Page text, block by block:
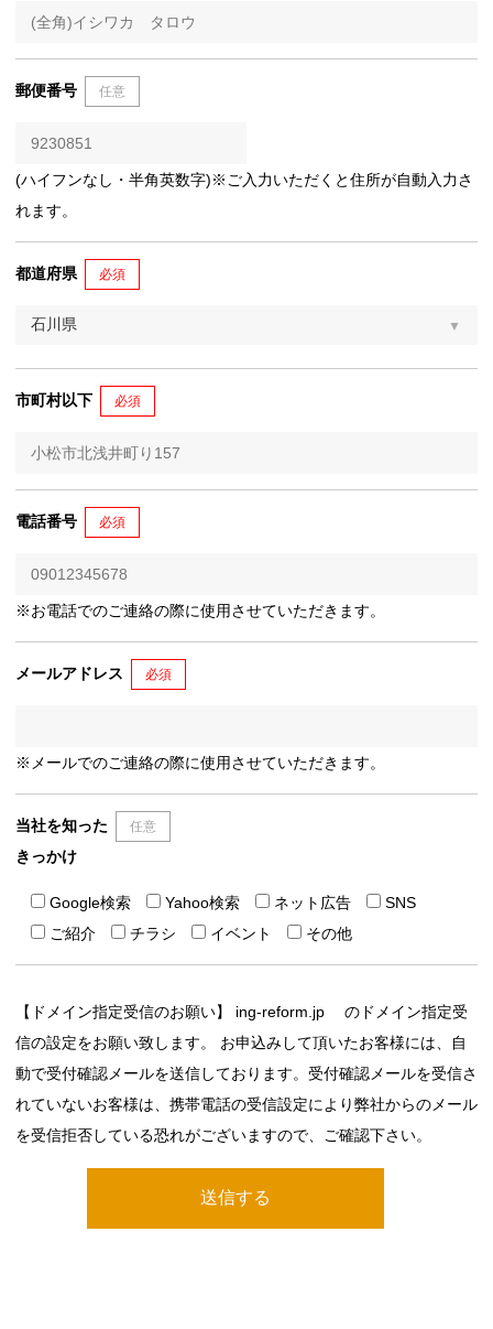
郵便番号 任意
(ハイフンなし・半角英数字)※ご入力いただくと住所が自動入力さ
れます。
都道府県 必須
市町村以下 必須
電話番号 必須
※お電話でのご連絡の際に使用させていただきます。
メールアドレス 必須
※メールでのご連絡の際に使用させていただきます。
当社を知った
きっかけ
任意
Google検索 Yahoo検索 ネット広告
SNS
ご紹介
チラシ イベント その他
【ドメイン指定受信のお願い】 ing-reform.jp のドメイン指定受
信の設定をお願い致します。 お申込みして頂いたお客様には、自
動で受付確認メールを送信しております。受付確認メールを受信さ
れていないお客様は、携帯電話の受信設定により弊社からのメール
を受信拒否している恐れがございますので、ご確認下さい。